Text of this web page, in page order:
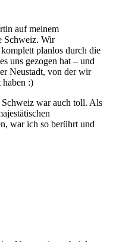
auf meinem
Schweiz. Wir
planlos durch die
uns gezogen hat – und
Neustadt, von der wir
haben :)
war auch toll. Als
war ich so berührt und